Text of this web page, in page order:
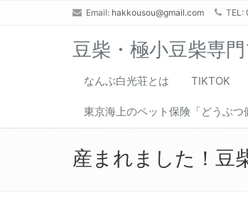
Email: hakkousou@gmail.com TEL:
豆柴・極小豆柴専
なんぶ白光荘とは TIKTOK
東京海上のペット保険「どうぶつ
産まれました！豆